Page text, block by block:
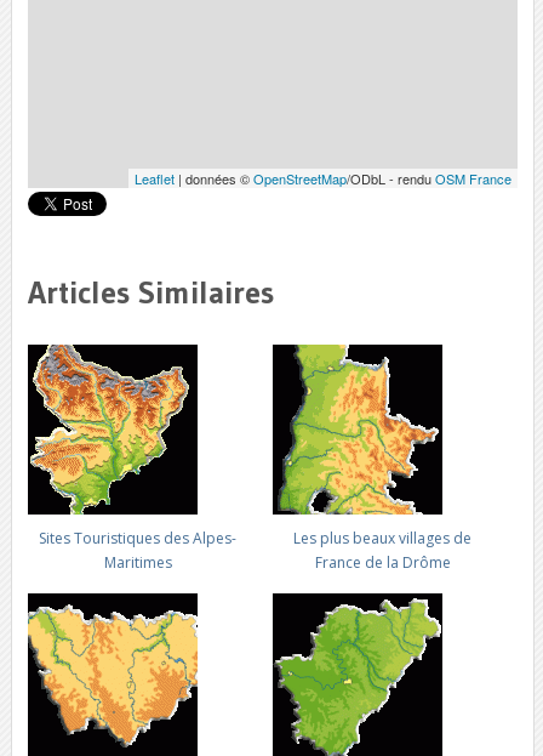
Leaflet | données ©OpenStreetMap/ODbL - renduOSM France
Articles Similaires
Sites Touristiques des Alpes-
Maritimes
Les plus beaux villages de
France de la Drôme